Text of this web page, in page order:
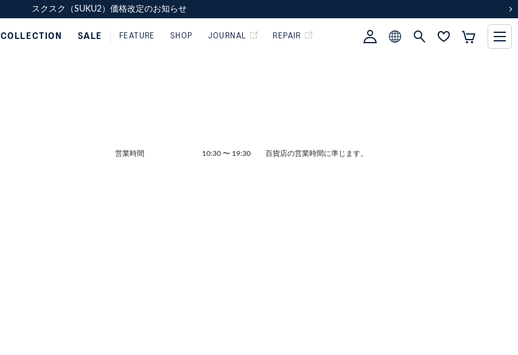
スクスク（SUKU2）価格改定のお知らせ
配送に関するお知らせ
スクスク（SUKU2）価格改定のお知らせ
配送に関するお知らせ
COLLECTION SALE FEATURE SHOP JOURNAL REPAIR
営業時間 10:30 〜 19:30 百貨店の営業時間に準じます。